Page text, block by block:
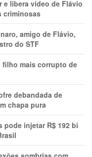
e libera vídeo de Flávio
criminosas
amigo de Flávio,
do STF
filho mais corrupto de
debandada de
chapa pura
injetar R$ 192 bi